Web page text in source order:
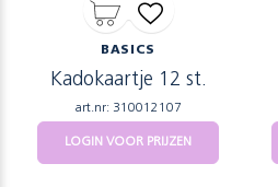
BASICS
Kadokaartje 12 st.
art.nr: 310012107
LOGIN VOOR PRIJZEN